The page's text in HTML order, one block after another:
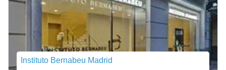
Instituto Bernabeu Madrid